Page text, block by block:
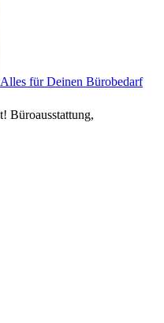
Alles für Deinen Bürobedarf
Büroausstattung,